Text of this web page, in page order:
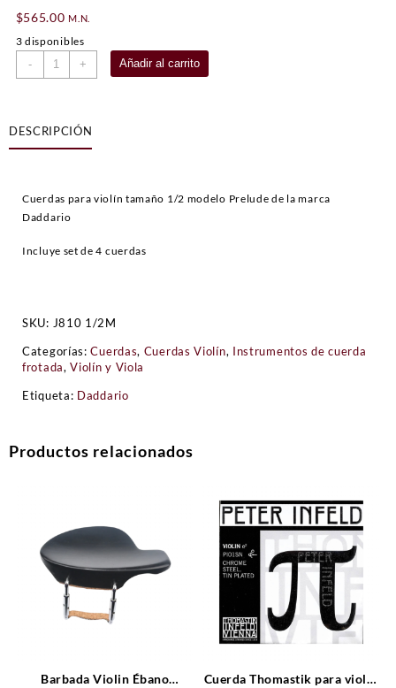
$565.00 M.N.
3 disponibles
-
Cuerdas
Prelude
SET
cantidad
+ Añadir al carrito
DESCRIPCIÓN
Cuerdas para violín tamaño 1/2 modelo Prelude de la marca
Daddario
Incluye set de 4 cuerdas
SKU: J810 1/2M
Categorías:Cuerdas, Cuerdas Violín, Instrumentos de cuerda
frotada,Violín y Viola
Etiqueta: Daddario
Productos relacionados
Barbada Violin Ébano
Cuerda Thomastik para violín